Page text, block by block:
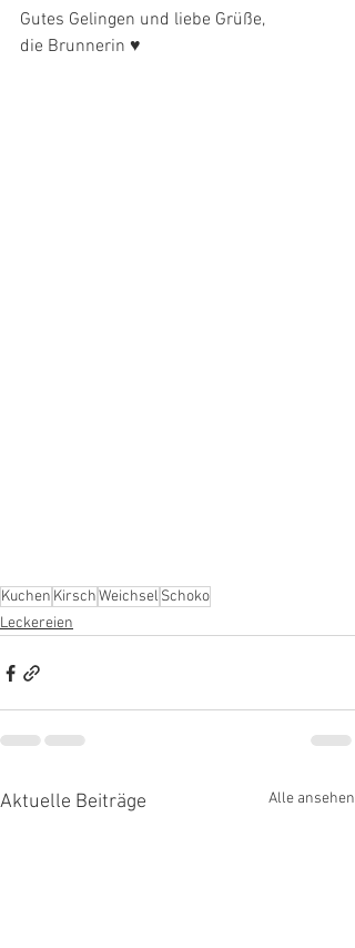
Gutes Gelingen und liebe Grüße,
die Brunnerin ♥
Kuchen KirschWeichsel Schoko
Leckereien
Aktuelle Beiträge Alle ansehen